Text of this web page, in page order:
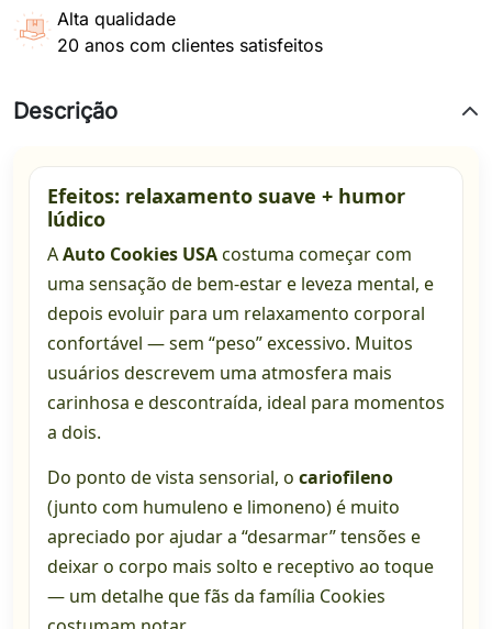
Alta qualidade
20 anos com clientes satisfeitos
Descrição
Efeitos: relaxamento suave + humor
lúdico
AAuto Cookies USAcostuma começar com
uma sensação de bem-estar e leveza mental, e
depois evoluir para um relaxamento corporal
confortável — sem “peso” excessivo. Muitos
usuários descrevem uma atmosfera mais
carinhosa e descontraída, ideal para momentos
a dois.
Do ponto de vista sensorial, o cariofileno
(junto com humuleno e limoneno) é muito
apreciado por ajudar a “desarmar” tensões e
deixar o corpo mais solto e receptivo ao toque
— um detalhe que fãs da família Cookies